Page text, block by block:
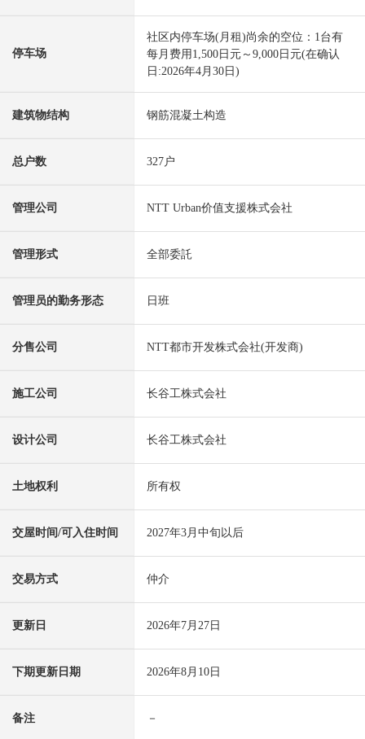
停车场
社区内停车场(月租)尚余的空位：1台有
每月费用1,500日元～9,000日元(在确认
日:2026年4月30日)
建筑物结构 钢筋混凝土构造
总户数 327户
管理公司 NTT Urban价值支援株式会社
管理形式 全部委託
管理员的勤务形态 日班
分售公司 NTT都市开发株式会社(开发商)
施工公司 长谷工株式会社
设计公司 长谷工株式会社
土地权利 所有权
交屋时间/可入住时间 2027年3月中旬以后
交易方式 仲介
更新日 2026年7月27日
下期更新日期 2026年8月10日
备注 －